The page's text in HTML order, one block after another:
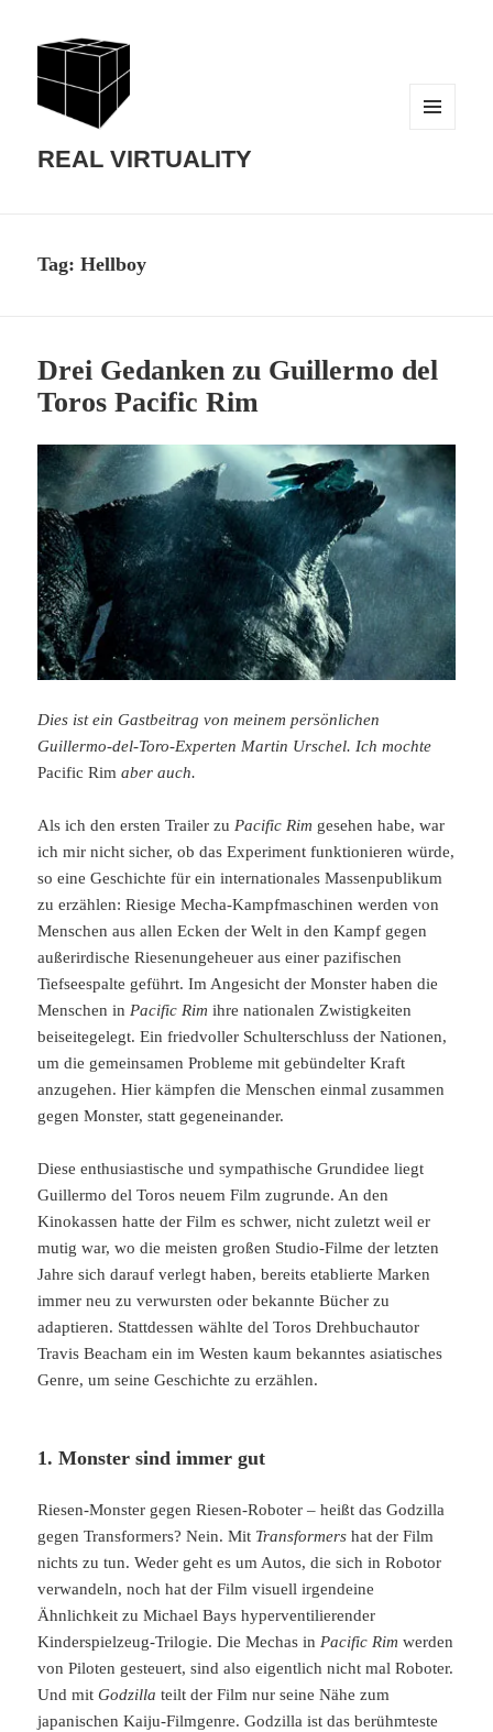
REAL VIRTUALITY
Tag:Hellboy
Drei Gedanken zu Guillermo del
Toros Pacific Rim
Dies ist ein Gastbeitrag von meinem persönlichen
Guillermo-del-Toro-Experten Martin Urschel. Ich mochte
Pacific Rim aber auch.
Als ich den ersten Trailer zu Pacific Rim gesehen habe, war
ich mir nicht sicher, ob das Experiment funktionieren würde,
so eine Geschichte für ein internationales Massenpublikum
zu erzählen: Riesige Mecha-Kampfmaschinen werden von
Menschen aus allen Ecken der Welt in den Kampf gegen
außerirdische Riesenungeheuer aus einer pazifischen
Tiefseespalte geführt. Im Angesicht der Monster haben die
Menschen in Pacific Rim ihre nationalen Zwistigkeiten
beiseitegelegt. Ein friedvoller Schulterschluss der Nationen,
um die gemeinsamen Probleme mit gebündelter Kraft
anzugehen. Hier kämpfen die Menschen einmal zusammen
gegen Monster, statt gegeneinander.
Diese enthusiastische und sympathische Grundidee liegt
Guillermo del Toros neuem Film zugrunde. An den
Kinokassen hatte der Film es schwer, nicht zuletzt weil er
mutig war, wo die meisten großen Studio-Filme der letzten
Jahre sich darauf verlegt haben, bereits etablierte Marken
immer neu zu verwursten oder bekannte Bücher zu
adaptieren. Stattdessen wählte del Toros Drehbuchautor
Travis Beacham ein im Westen kaum bekanntes asiatisches
Genre, um seine Geschichte zu erzählen.
1. Monster sind immer gut
Riesen-Monster gegen Riesen-Roboter – heißt das Godzilla
gegen Transformers? Nein. Mit Transformers hat der Film
nichts zu tun. Weder geht es um Autos, die sich in Robotor
verwandeln, noch hat der Film visuell irgendeine
Ähnlichkeit zu Michael Bays hyperventilierender
Kinderspielzeug-Trilogie. Die Mechas inPacific Rim werden
von Piloten gesteuert, sind also eigentlich nicht mal Roboter.
Und mitGodzilla teilt der Film nur seine Nähe zum
japanischen Kaiju-Filmgenre. Godzilla ist das berühmteste